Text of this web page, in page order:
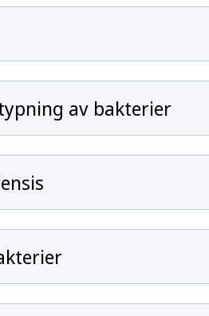
av bakterier